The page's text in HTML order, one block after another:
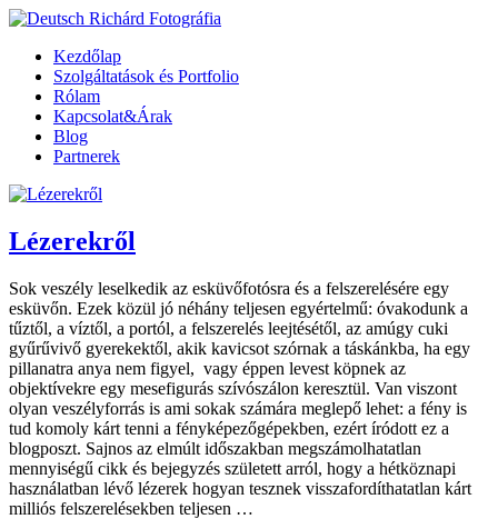
Kezdőlap
Szolgáltatások és Portfolio
Rólam
Kapcsolat&Árak
Blog
Partnerek
Lézerekről
Sok veszély leselkedik az esküvőfotósra és a felszerelésére egy
esküvőn. Ezek közül jó néhány teljesen egyértelmű: óvakodunk a
tűztől, a víztől, a portól, a felszerelés leejtésétől, az amúgy cuki
gyűrűvivő gyerekektől, akik kavicsot szórnak a táskánkba, ha egy
pillanatra anya nem figyel, vagy éppen levest köpnek az
objektívekre egy mesefigurás szívószálon keresztül. Van viszont
olyan veszélyforrás is ami sokak számára meglepő lehet: a fény is
tud komoly kárt tenni a fényképezőgépekben, ezért íródott ez a
blogposzt. Sajnos az elmúlt időszakban megszámolhatatlan
mennyiségű cikk és bejegyzés született arról, hogy a hétköznapi
használatban lévő lézerek hogyan tesznek visszafordíthatatlan kárt
milliós felszerelésekben teljesen …